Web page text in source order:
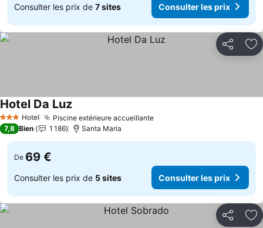
Consulter les prix de 7 sites Consulter les prix
Partager
3 ÉtoilesHotel Piscine extérieure accueillanteConsulter les prix
Hotel Da LuzConsulter les prix
7,8 Bien 1 186 Santa Maria
De 69 €
Consulter les prix de 5 sites Consulter les prix
Partager